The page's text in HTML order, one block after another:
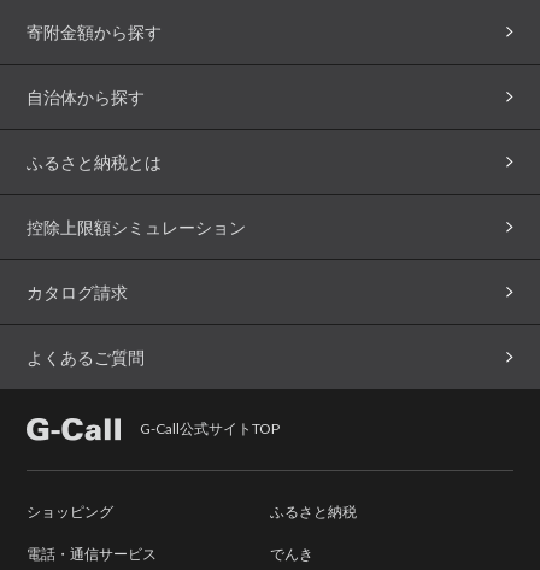
寄附金額から探す
自治体から探す
ふるさと納税とは
控除上限額シミュレーション
カタログ請求
よくあるご質問
G-Call公式サイトTOP
ショッピング ふるさと納税
電話・通信サービス でんき